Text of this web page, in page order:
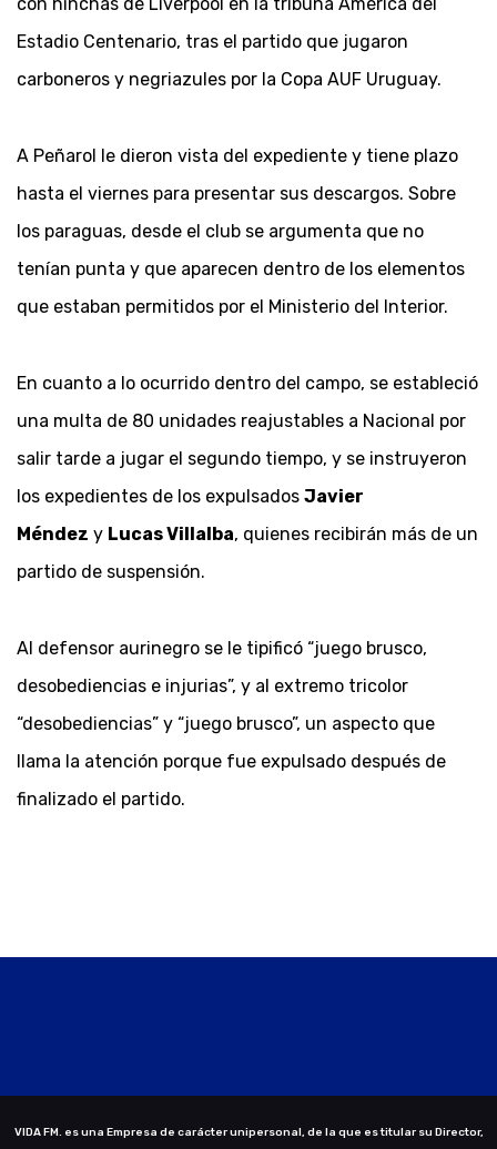
Estadio Centenario, tras el partido que jugaron
carboneros y negriazules por la Copa AUF Uruguay.
A Peñarol le dieron vista del expediente y tiene plazo
hasta el viernes para presentar sus descargos. Sobre
los paraguas, desde el club se argumenta que no
tenían punta y que aparecen dentro de los elementos
que estaban permitidos por el Ministerio del Interior.
En cuanto a lo ocurrido dentro del campo, se estableció
una multa de 80 unidades reajustables a Nacional por
salir tarde a jugar el segundo tiempo, y se instruyeron
los expedientes de los expulsados Javier
Méndez y Lucas Villalba, quienes recibirán más de un
partido de suspensión.
Al defensor aurinegro se le tipificó “juego brusco,
desobediencias e injurias”, y al extremo tricolor
“desobediencias” y “juego brusco”, un aspecto que
llama la atención porque fue expulsado después de
finalizado el partido.
VIDA FM. es una Empresa de carácter unipersonal, de la que es titular su Director,